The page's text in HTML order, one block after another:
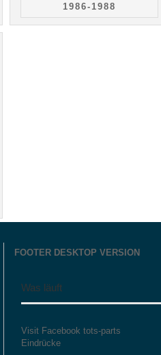
1986-1988
FOOTER DESKTOP VERSION
Was läuft
Visit Facebook tots-parts
Eindrücke